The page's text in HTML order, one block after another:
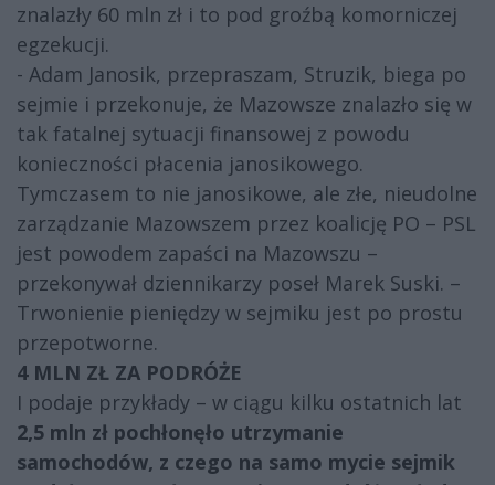
znalazły 60 mln zł i to pod groźbą komorniczej
egzekucji.
- Adam Janosik, przepraszam, Struzik, biega po
sejmie i przekonuje, że Mazowsze znalazło się w
tak fatalnej sytuacji finansowej z powodu
konieczności płacenia janosikowego.
Tymczasem to nie janosikowe, ale złe, nieudolne
zarządzanie Mazowszem przez koalicję PO – PSL
jest powodem zapaści na Mazowszu –
przekonywał dziennikarzy poseł Marek Suski. –
Trwonienie pieniędzy w sejmiku jest po prostu
przepotworne.
4 MLN ZŁ ZA PODRÓŻE
I podaje przykłady – w ciągu kilku ostatnich lat
2,5 mln zł pochłonęło utrzymanie
samochodów, z czego na samo mycie sejmik